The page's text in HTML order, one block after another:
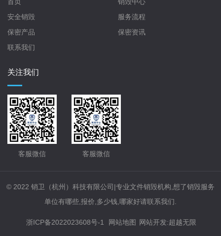
安全销毁
服务流程
保密产品
保密资讯
联系我们
关注我们
客服微信 客服微信
© 2022 销卫（杭州）科技有限公司|专业文件销毁机构,想了销毁服务
单位有哪些,报价,多少钱,哪家好请联系我们.
浙ICP备2022023608号-1 网站地图 网站开发:超越无限